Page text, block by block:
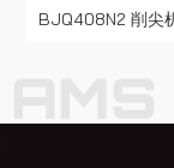
BJQ408N2 削尖